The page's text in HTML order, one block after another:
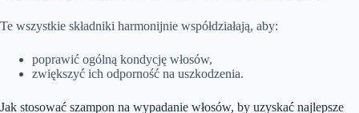
Te wszystkie składniki harmonijnie współdziałają, aby:
poprawić ogólną kondycję włosów,
zwiększyć ich odporność na uszkodzenia.
Jak stosować szampon na wypadanie włosów, by uzyskać najlepsze